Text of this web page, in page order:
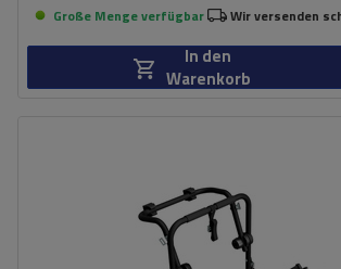
Große Menge verfügbar
Wir versenden
In den
Warenkorb
universelles Montagesystem
kompatibel mit allen